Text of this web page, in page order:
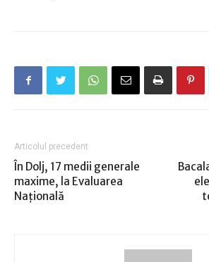
Articolul precedent
În Dolj, 17 medii generale
maxime, la Evaluarea
Naţională